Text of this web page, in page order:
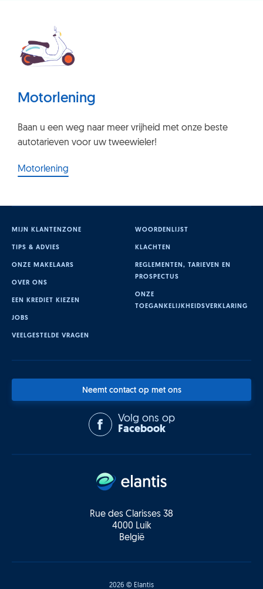
Motorlening
Baan u een weg naar meer vrijheid met onze beste
autotarieven voor uw tweewieler!
Motorlening
Rue des Clarisses 38
4000 Luik
België
MIJN KLANTENZONE
TIPS & ADVIES
ONZE MAKELAARS
OVER ONS
EEN KREDIET KIEZEN
JOBS
VEELGESTELDE VRAGEN
WOORDENLIJST
KLACHTEN
REGLEMENTEN, TARIEVEN EN
PROSPECTUS
ONZE
TOEGANKELIJKHEIDSVERKLARING
Neemt contact op met ons
Volg ons op
Facebook
2026 © Elantis